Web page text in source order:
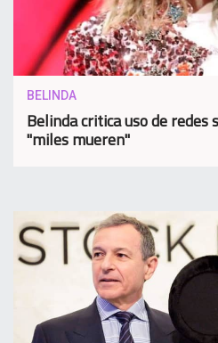
BELINDA
Belinda critica uso de redes
"miles mueren"